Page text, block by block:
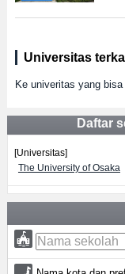
Universitas
Ke univeritas yang
Daftar
[Universitas]
The University of Osaka